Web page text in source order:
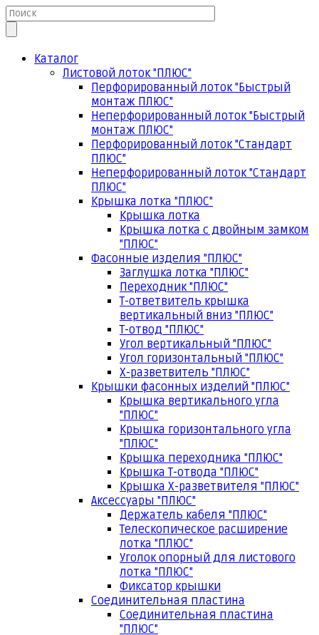
Каталог
Листовой лоток "ПЛЮС"
Перфорированный лоток "Быстрый
монтаж ПЛЮС"
Неперфорированный лоток "Быстрый
монтаж ПЛЮС"
Перфорированный лоток "Стандарт
ПЛЮС"
Неперфорированный лоток "Стандарт
ПЛЮС"
Крышка лотка "ПЛЮС"
Крышка лотка
Крышка лотка с двойным замком
"ПЛЮС"
Фасонные изделия "ПЛЮС"
Заглушка лотка "ПЛЮС"
Переходник "ПЛЮС"
Т-ответвитель крышка
вертикальный вниз "ПЛЮС"
Т-отвод "ПЛЮС"
Угол вертикальный "ПЛЮС"
Угол горизонтальный "ПЛЮС"
Х-разветвитель "ПЛЮС"
Крышки фасонных изделий "ПЛЮС"
Крышка вертикального угла
"ПЛЮС"
Крышка горизонтального угла
"ПЛЮС"
Крышка переходника "ПЛЮС"
Крышка Т-отвода "ПЛЮС"
Крышка Х-разветвителя "ПЛЮС"
Аксессуары "ПЛЮС"
Держатель кабеля "ПЛЮС"
Телескопическое расширение
лотка "ПЛЮС"
Уголок опорный для листового
лотка "ПЛЮС"
Фиксатор крышки
Соединительная пластина
Соединительная пластина
"ПЛЮС"